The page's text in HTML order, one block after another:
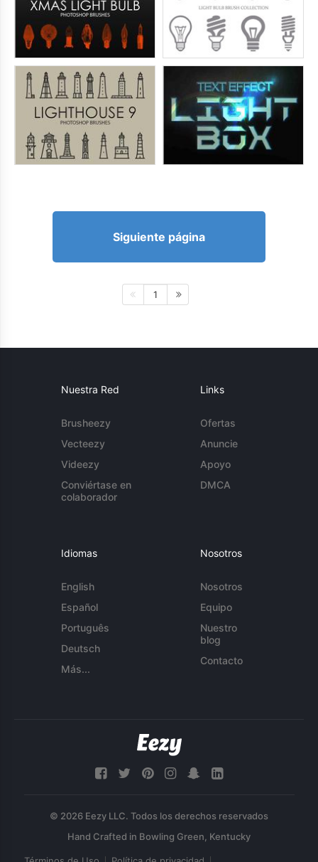
Siguiente página
1
Nuestra Red
Brusheezy
Vecteezy
Videezy
Conviértase en
colaborador
Links
Ofertas
Anuncie
Apoyo
DMCA
Idiomas
English
Español
Português
Deutsch
Más...
Nosotros
Nosotros
Equipo
Nuestro
blog
Contacto
© 2026 Eezy LLC. Todos los derechos reservados